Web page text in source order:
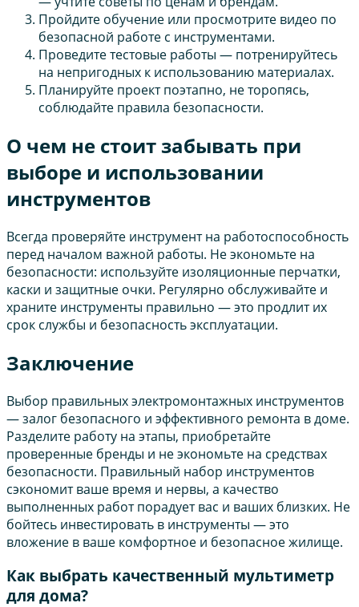
Пройдите обучение или просмотрите видео по
безопасной работе с инструментами.
Проведите тестовые работы — потренируйтесь
на непригодных к использованию материалах.
Планируйте проект поэтапно, не торопясь,
соблюдайте правила безопасности.
О чем не стоит забывать при
выборе и использовании
инструментов
Всегда проверяйте инструмент на работоспособность
перед началом важной работы. Не экономьте на
безопасности: используйте изоляционные перчатки,
каски и защитные очки. Регулярно обслуживайте и
храните инструменты правильно — это продлит их
срок службы и безопасность эксплуатации.
Заключение
Выбор правильных электромонтажных инструментов
— залог безопасного и эффективного ремонта в доме.
Разделите работу на этапы, приобретайте
проверенные бренды и не экономьте на средствах
безопасности. Правильный набор инструментов
сэкономит ваше время и нервы, а качество
выполненных работ порадует вас и ваших близких. Не
бойтесь инвестировать в инструменты — это
вложение в ваше комфортное и безопасное жилище.
Как выбрать качественный мультиметр
для дома?